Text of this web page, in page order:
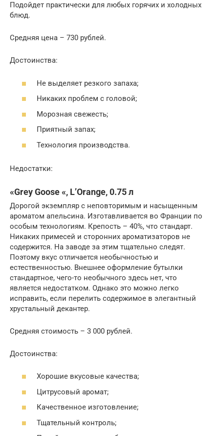
Подойдет практически для любых горячих и холодных
блюд.
Средняя цена – 730 рублей.
Достоинства:
Не выделяет резкого запаха;
Никаких проблем с головой;
Морозная свежесть;
Приятный запах;
Технология производства.
Недостатки:
«Grey Goose «, L’Orange, 0.75 л
Дорогой экземпляр с неповторимым и насыщенным
ароматом апельсина. Изготавливается во Франции по
особым технологиям. Крепость – 40%, что стандарт.
Никаких примесей и сторонних ароматизаторов не
содержится. На заводе за этим тщательно следят.
Поэтому вкус отличается необычностью и
естественностью. Внешнее оформление бутылки
стандартное, чего-то необычного здесь нет, что
является недостатком. Однако это можно легко
исправить, если перелить содержимое в элегантный
хрустальный декантер.
Средняя стоимость – 3 000 рублей.
Достоинства:
Хорошие вкусовые качества;
Цитрусовый аромат;
Качественное изготовление;
Тщательный контроль;